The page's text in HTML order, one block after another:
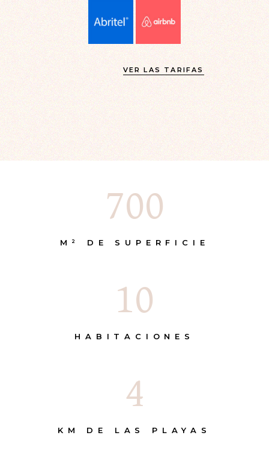
VER LAS TARIFAS
700
M² DE SUPERFICIE
10
HABITACIONES
4
KM DE LAS PLAYAS